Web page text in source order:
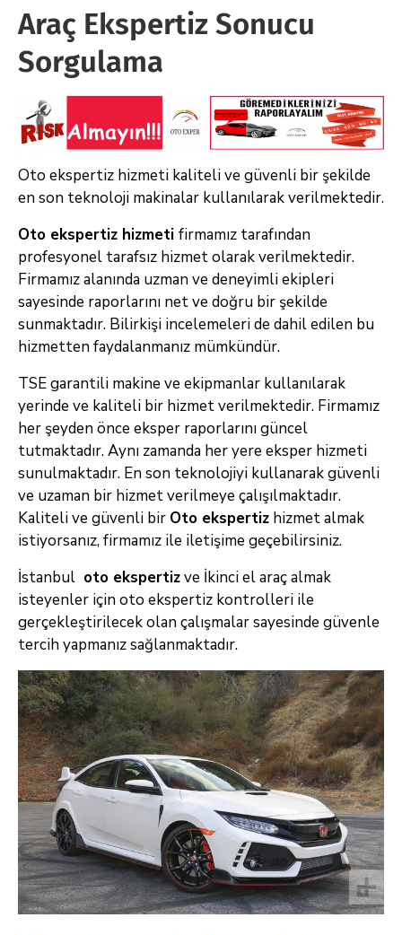
Araç Ekspertiz Sonucu
Sorgulama
Oto ekspertiz hizmeti kaliteli ve güvenli bir şekilde
en son teknoloji makinalar kullanılarak verilmektedir.
Oto ekspertiz hizmeti firmamız tarafından
profesyonel tarafsız hizmet olarak verilmektedir.
Firmamız alanında uzman ve deneyimli ekipleri
sayesinde raporlarını net ve doğru bir şekilde
sunmaktadır. Bilirkişi incelemeleri de dahil edilen bu
hizmetten faydalanmanız mümkündür.
TSE garantili makine ve ekipmanlar kullanılarak
yerinde ve kaliteli bir hizmet verilmektedir. Firmamız
her şeyden önce eksper raporlarını güncel
tutmaktadır. Aynı zamanda her yere eksper hizmeti
sunulmaktadır. En son teknolojiyi kullanarak güvenli
ve uzaman bir hizmet verilmeye çalışılmaktadır.
Kaliteli ve güvenli bir Oto ekspertiz hizmet almak
istiyorsanız, firmamız ile iletişime geçebilirsiniz.
İstanbul oto ekspertizve İkinci el araç almak
isteyenler için oto ekspertiz kontrolleri ile
gerçekleştirilecek olan çalışmalar sayesinde güvenle
tercih yapmanız sağlanmaktadır.